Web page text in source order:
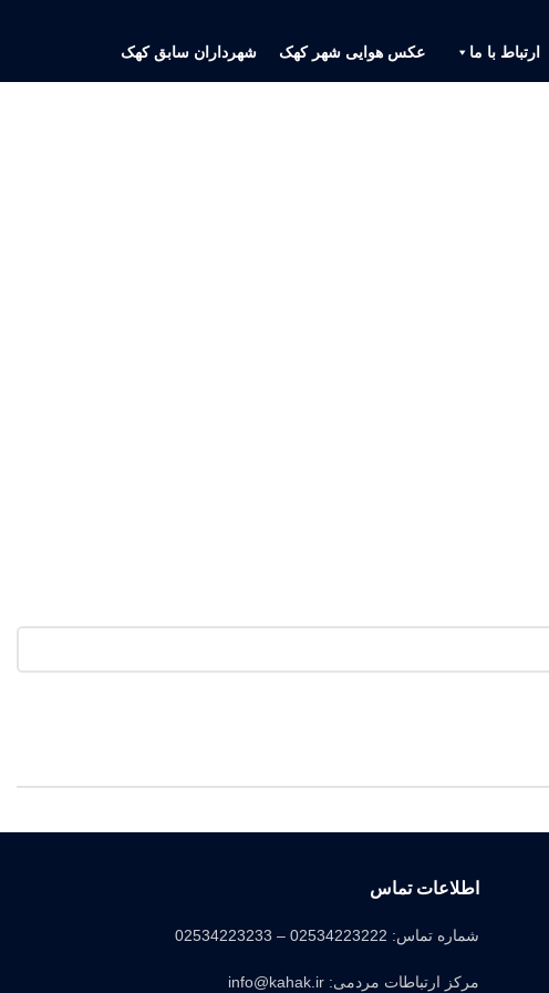
ارتباط با ما عکس هوایی شهر کهک شهرداران سابق کهک
اطلاعات تماس
شماره تماس: 02534223222 – 02534223233
مرکز ارتباطات مردمی: info@kahak.ir